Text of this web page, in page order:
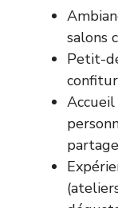
salons
Petit-